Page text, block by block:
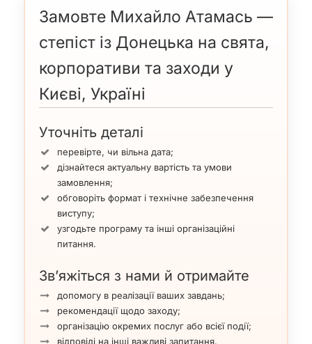
Замовте Михайло Атамась —
степіст із Донецька на свята,
корпоративи та заходи у
Києві, Україні
Уточніть деталі
перевірте, чи вільна дата;
дізнайтеся актуальну вартість та умови
замовлення;
обговоріть формат і технічне забезпечення
виступу;
узгодьте програму та інші організаційні
питання.
Зв’яжіться з нами й отримайте
допомогу в реалізації ваших завдань;
рекомендації щодо заходу;
організацію окремих послуг або всієї події;
відповіді на інші важливі запитання.